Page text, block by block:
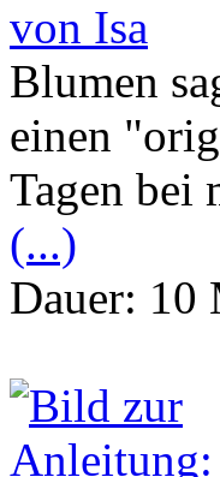
von Isa
Blumen
einen
Tagen bei
(...)
Dauer: 10